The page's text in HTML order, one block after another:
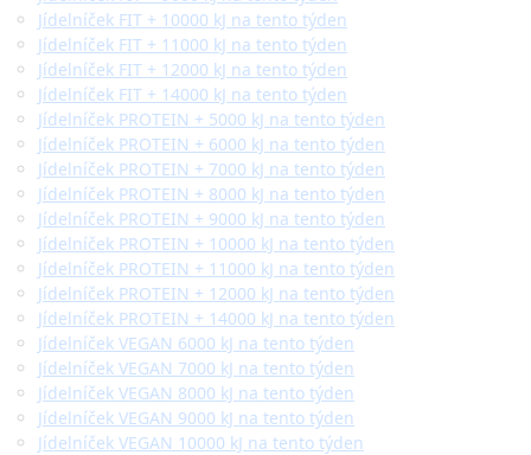
Jídelníček FIT + 10000 kJ na tento týden
Jídelníček FIT + 11000 kJ na tento týden
Jídelníček FIT + 12000 kJ na tento týden
Jídelníček FIT + 14000 kJ na tento týden
Jídelníček PROTEIN + 5000 kJ na tento týden
Jídelníček PROTEIN + 6000 kJ na tento týden
Jídelníček PROTEIN + 7000 kJ na tento týden
Jídelníček PROTEIN + 8000 kJ na tento týden
Jídelníček PROTEIN + 9000 kJ na tento týden
Jídelníček PROTEIN + 10000 kJ na tento týden
Jídelníček PROTEIN + 11000 kJ na tento týden
Jídelníček PROTEIN + 12000 kJ na tento týden
Jídelníček PROTEIN + 14000 kJ na tento týden
Jídelníček VEGAN 6000 kJ na tento týden
Jídelníček VEGAN 7000 kJ na tento týden
Jídelníček VEGAN 8000 kJ na tento týden
Jídelníček VEGAN 9000 kJ na tento týden
Jídelníček VEGAN 10000 kJ na tento týden